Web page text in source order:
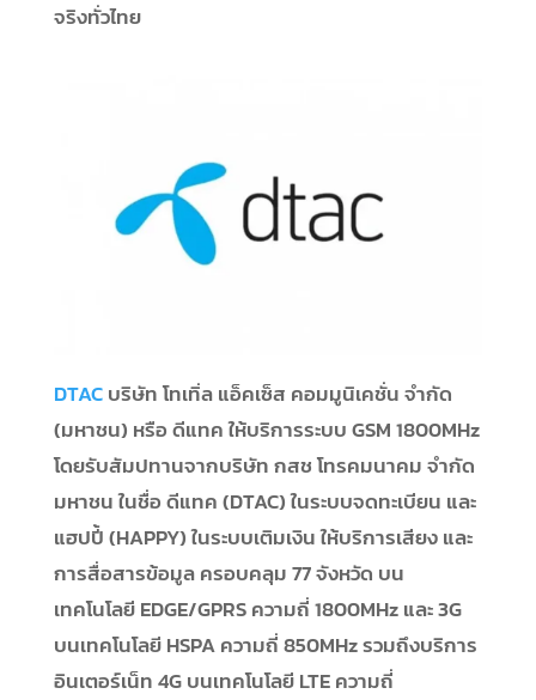
จริงทั่วไทย
DTACบริษัท โทเทิ่ล แอ็คเซ็ส คอมมูนิเคชั่น จำกัด
(มหาชน) หรือ ดีแทค ให้บริการระบบ GSM 1800MHz
โดยรับสัมปทานจากบริษัท กสช โทรคมนาคม จำกัด
มหาชน ในชื่อ ดีแทค (DTAC) ในระบบจดทะเบียน และ
แฮปปี้ (HAPPY) ในระบบเติมเงิน ให้บริการเสียง และ
การสื่อสารข้อมูล ครอบคลุม 77 จังหวัด บน
เทคโนโลยี EDGE/GPRS ความถี่ 1800MHz และ 3G
บนเทคโนโลยี HSPA ความถี่ 850MHz รวมถึงบริการ
อินเตอร์เน็ท 4G บนเทคโนโลยี LTE ความถี่